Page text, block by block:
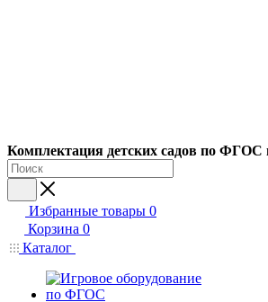
Комплектация детских садов по
Избранные товары 0
Корзина 0
Каталог